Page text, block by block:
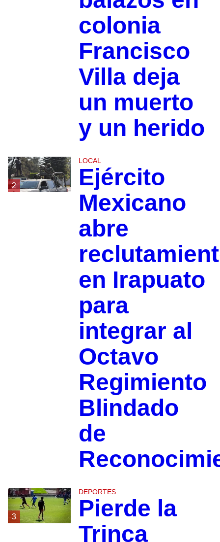
colonia
Francisco
Villa deja
un muerto
y un herido
2
LOCAL
Ejército
Mexicano
abre
en Irapuato
para
integrar al
Octavo
Regimiento
Blindado
de
3
DEPORTES
Pierde la
Trinca